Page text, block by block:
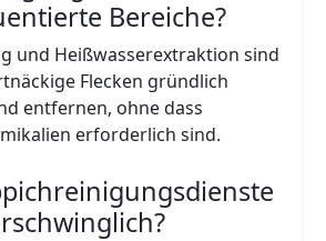
Bereiche?
und Heißwasserextraktion sind
Flecken gründlich
entfernen, ohne dass
erforderlich sind.